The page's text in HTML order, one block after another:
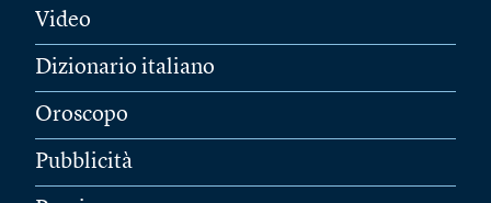
Video
Dizionario italiano
Oroscopo
Pubblicità